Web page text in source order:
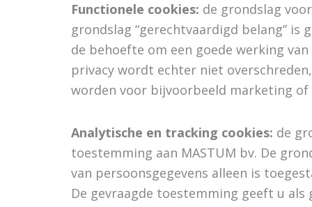
Functionele cookies: de grondslag
grondslag “gerechtvaardigd belang” is
de behoefte om een goede werking
privacy wordt echter niet
worden voor bijvoorbeeld marketing of
Analytische en tracking cookies: de
toestemming aan MASTUM bv. De
van persoonsgegevens alleen is
De gevraagde toestemming geeft u